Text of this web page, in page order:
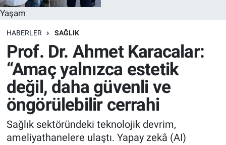
Yaşam
HABERLER SAĞLIK
Prof. Dr. Ahmet Karacalar:
“Amaç yalnızca estetik
değil, daha güvenli ve
öngörülebilir cerrahi
Sağlık sektöründeki teknolojik devrim,
ameliyathanelere ulaştı. Yapay zekâ (AI)